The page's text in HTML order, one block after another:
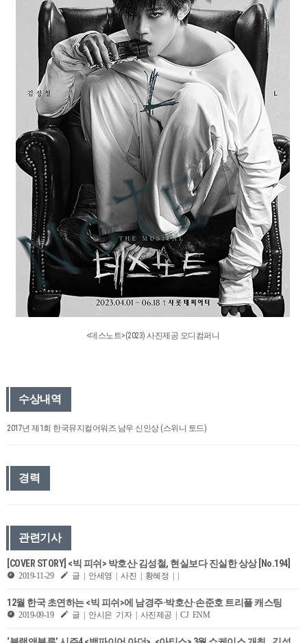
<데스노트>(2023) 사진제공 오디컴퍼니
수상내역
2017년 제1회 한국뮤지컬어워즈 남우 신인상 (스위니 토드)
경력
관련기사
[COVER STORY] <빅 피쉬> 박호산·김성철, 현실보다 진실한 상상 [No.194]
2019-11-29 글 | 안세영 | 사진 | 황혜정 | |
12월 한국 초연하는 <빅 피쉬>에 남경주·박호산·손준호 트리플 캐스팅
2019-09-19 글 | 안시은 기자 | 사진제공 | CJ ENM